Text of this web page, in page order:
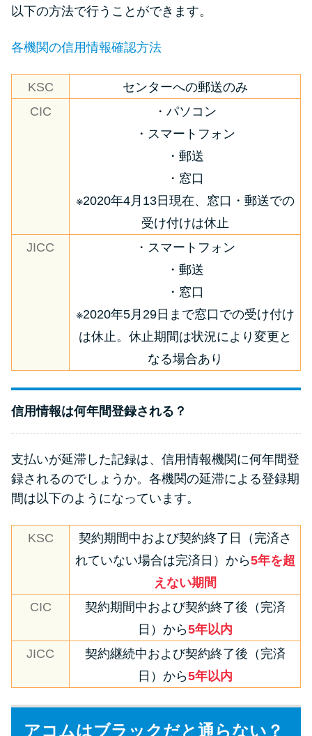
以下の方法で行うことができます。
各機関の信用情報確認方法
KSC
センターへの郵送のみ
CIC
・パソコン
・スマートフォン
・郵送
・窓口
※2020年4月13日現在、窓口・郵送での
受け付けは休止
JICC
・スマートフォン
・郵送
・窓口
※2020年5月29日まで窓口での受け付け
は休止。休止期間は状況により変更と
なる場合あり
信用情報は何年間登録される？
支払いが延滞した記録は、信用情報機関に何年間登
録されるのでしょうか。各機関の延滞による登録期
間は以下のようになっています。
KSC
契約期間中および契約終了日（完済さ
れていない場合は完済日）から5年を超
えない期間
CIC
契約期間中および契約終了後（完済
日）から5年以内
JICC
契約継続中および契約終了後（完済
日）から5年以内
アコムはブラックだと通らない？